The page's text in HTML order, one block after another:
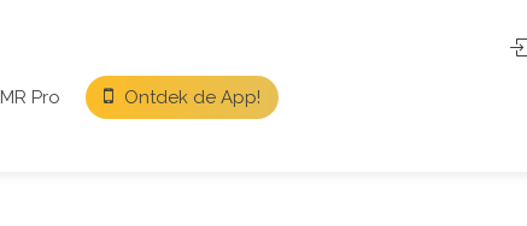
MR Pro
Ontdek de App!